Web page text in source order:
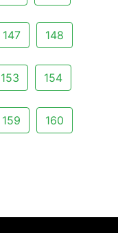
147 148
153 154
159 160